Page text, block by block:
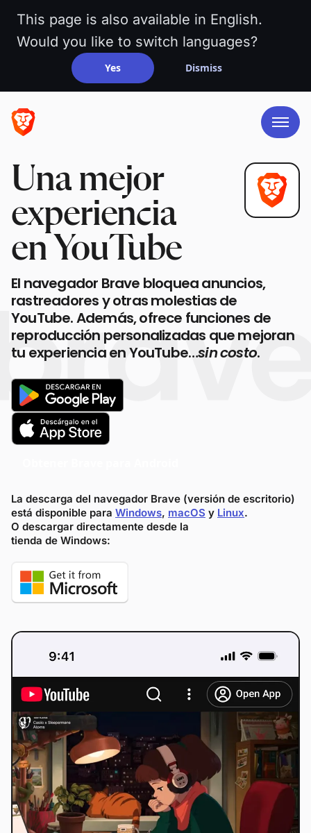
This page is also available in English.
Would you like to switch languages?
Yes Dismiss
Una mejor
experiencia
en YouTube
El navegador Brave bloquea anuncios,
rastreadores y otras molestias de
YouTube. Además, ofrece funciones de
reproducción personalizadas que mejoran
tu experiencia en YouTube…sin costo.
La descarga del navegador Brave (versión de escritorio)
está disponible para Windows, macOS y Linux.
O descargar directamente desde la
tienda de Windows: